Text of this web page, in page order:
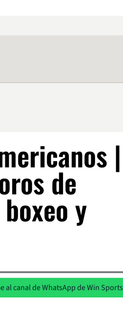
|
de
y
al canal de WhatsApp de Win Sports